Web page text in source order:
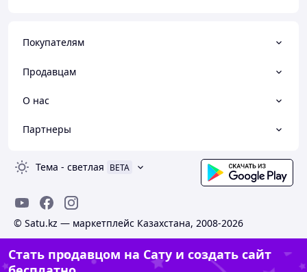
Покупателям
Продавцам
О нас
Партнеры
Тема - светлая BETA
© Satu.kz — маркетплейс Казахстана, 2008-2026
Стать продавцом на Сату и создать сайт